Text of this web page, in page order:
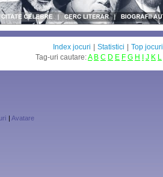
Index jocuri Statistici Top jocuri
Tag-uri cautare:A B C D E F G H J K L
| Avatare